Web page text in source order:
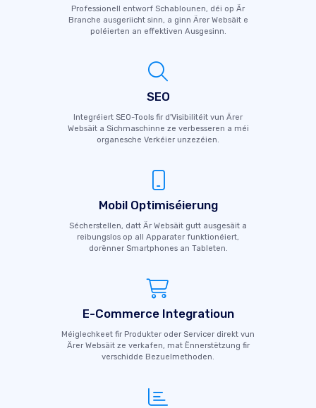
Professionell entworf Schablounen, déi op Är
Branche ausgeriicht sinn, a ginn Ärer Websäit e
poléierten an effektiven Ausgesinn.
SEO
Integréiert SEO-Tools fir d'Visibilitéit vun Ärer
Websäit a Sichmaschinne ze verbesseren a méi
organesche Verkéier unzezéien.
Mobil Optimiséierung
Sécherstellen, datt Är Websäit gutt ausgesäit a
reibungslos op all Apparater funktionéiert,
dorënner Smartphones an Tableten.
E-Commerce Integratioun
Méiglechkeet fir Produkter oder Servicer direkt vun
Ärer Websäit ze verkafen, mat Ënnerstëtzung fir
verschidde Bezuelmethoden.